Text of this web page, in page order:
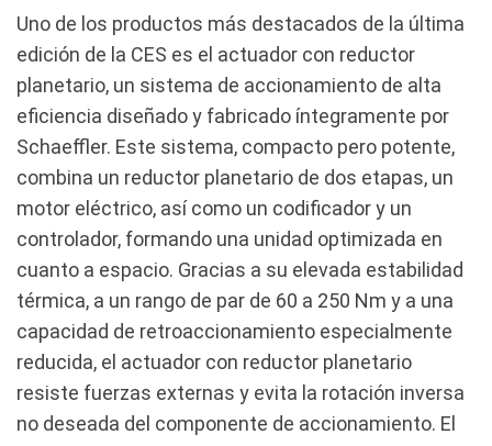
Uno de los productos más destacados de la última
edición de la CES es el actuador con reductor
planetario, un sistema de accionamiento de alta
eficiencia diseñado y fabricado íntegramente por
Schaeffler. Este sistema, compacto pero potente,
combina un reductor planetario de dos etapas, un
motor eléctrico, así como un codificador y un
controlador, formando una unidad optimizada en
cuanto a espacio. Gracias a su elevada estabilidad
térmica, a un rango de par de 60 a 250 Nm y a una
capacidad de retroaccionamiento especialmente
reducida, el actuador con reductor planetario
resiste fuerzas externas y evita la rotación inversa
no deseada del componente de accionamiento. El